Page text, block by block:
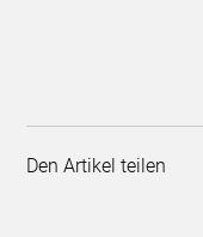
Den Artikel teilen